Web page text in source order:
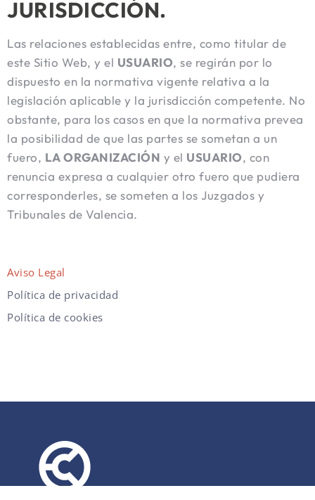
JURISDICCIÓN.
Las relaciones establecidas entre, como titular de
este Sitio Web, y el USUARIO, se regirán por lo
dispuesto en la normativa vigente relativa a la
legislación aplicable y la jurisdicción competente. No
obstante, para los casos en que la normativa prevea
la posibilidad de que las partes se sometan a un
fuero, LA ORGANIZACIÓN y el USUARIO, con
renuncia expresa a cualquier otro fuero que pudiera
corresponderles, se someten a los Juzgados y
Tribunales de Valencia.
Aviso Legal
Política de privacidad
Política de cookies